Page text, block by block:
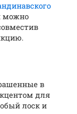
можно
в
для
лоск и